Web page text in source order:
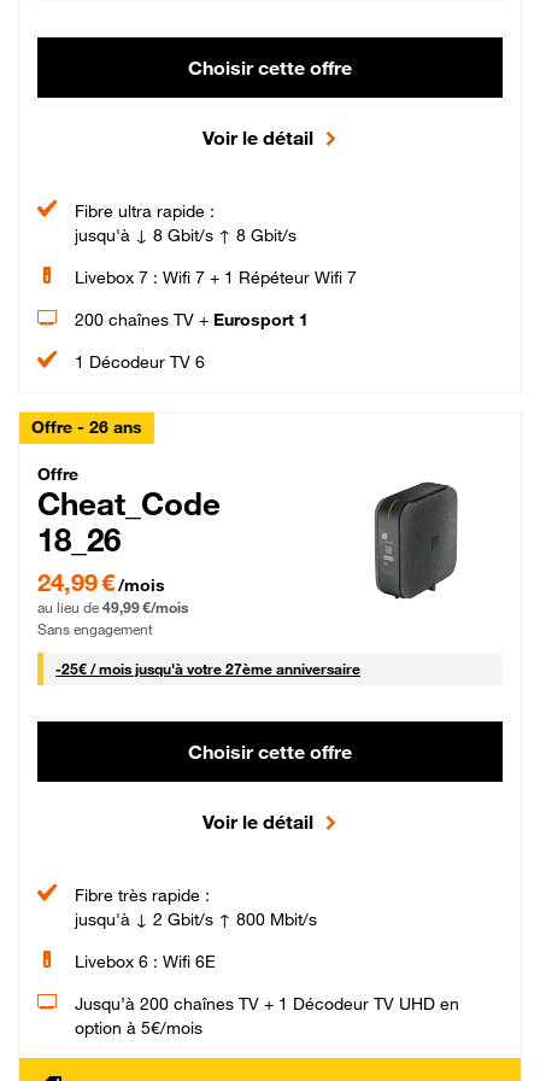
Choisir cette offre
Voir le détail
Fibre ultra rapide :
jusqu'à ↓ 8 Gbit/s ↑ 8 Gbit/s
Livebox 7 : Wifi 7 + 1 Répéteur Wifi 7
200 chaînes TV + Eurosport 1
1 Décodeur TV 6
Offre - 26 ans
Cheat_Code Fibre_18_26
Offre
Cheat_Code
18_26
24,99 € par mois pendant 0 mois puis 49,99 € par mois, Sans engagement
24,99 €/mois
au lieu de 49,99 €/mois
Sans engagement
-25€ / mois25 € par mois
jusqu'à votre 27ème anniversaire
Choisir cette offre
Voir le détail
Fibre très rapide :
jusqu'à ↓ 2 Gbit/s ↑ 800 Mbit/s
Livebox 6 : Wifi 6E
Jusqu’à 200 chaînes TV + 1 Décodeur TV UHD en
option à 5€/mois